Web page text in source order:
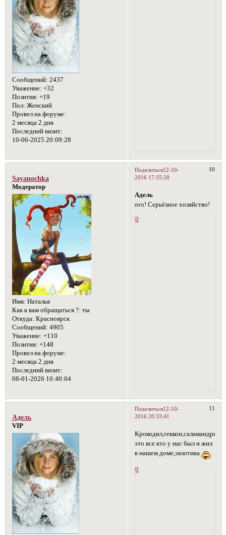
Сообщений: 2437
Уважение: +32
Позитив: +19
Пол: Женский
Провел на форуме:
2 месяца 2 дня
Последний визит:
10-06-2025 20:09:28
Поделиться 10
12-10-
2016 17:35:28
Sayanochka
Модератор
Имя: Наталья
Как к вам обращаться ?: ты
Откуда: Красноярск
Сообщений: 4905
Уважение: +110
Позитив: +148
Провел на форуме:
2 месяца 2 дня
Последний визит:
08-01-2026 10:40:04
Адель
ого! Серьёзное хозяйство!
0
Поделиться 11
12-10-
2016 20:33:41
Адель
VIP
это все кто у нас был и жил
в нашем доме,экзотика
0